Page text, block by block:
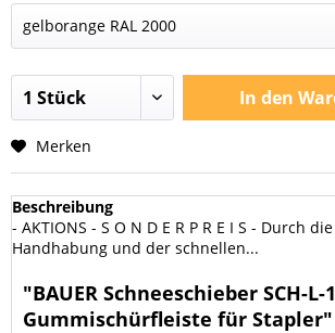
In den
Merken
Beschreibung
- AKTIONS - S O N D E R P R E I S - Durch
Handhabung und der schnellen...
"BAUER Schneeschieber SCH-L-
Gummischürfleiste für Stapler"